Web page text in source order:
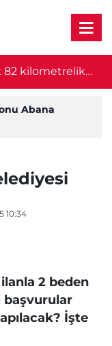
82 kilometrelik
duyurdu
Abana
10:34
ilanla 2 beden
başvurular
İşte